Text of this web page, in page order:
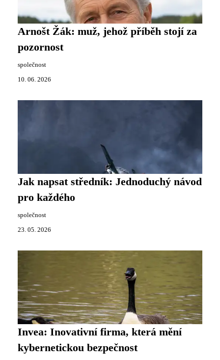
Arnošt Žák: muž, jehož příběh stojí za
pozornost
společnost
10. 06. 2026
Jak napsat středník: Jednoduchý návod
pro každého
společnost
23. 05. 2026
Invea: Inovativní firma, která mění
kybernetickou bezpečnost